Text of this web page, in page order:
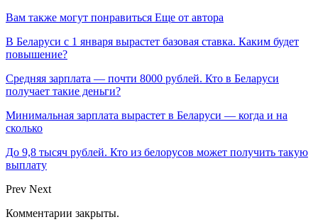
Вам также могут понравиться Еще от автора
В Беларуси с 1 января вырастет базовая ставка. Каким будет
повышение?
Средняя зарплата — почти 8000 рублей. Кто в Беларуси
получает такие деньги?
Минимальная зарплата вырастет в Беларуси — когда и на
сколько
До 9,8 тысяч рублей. Кто из белорусов может получить такую
выплату
Prev Next
Комментарии закрыты.